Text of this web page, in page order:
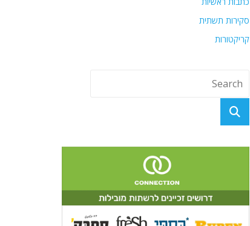
סקירות תשתית
קריקטורות